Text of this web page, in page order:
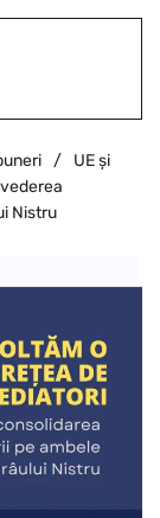
UE și
Nistru